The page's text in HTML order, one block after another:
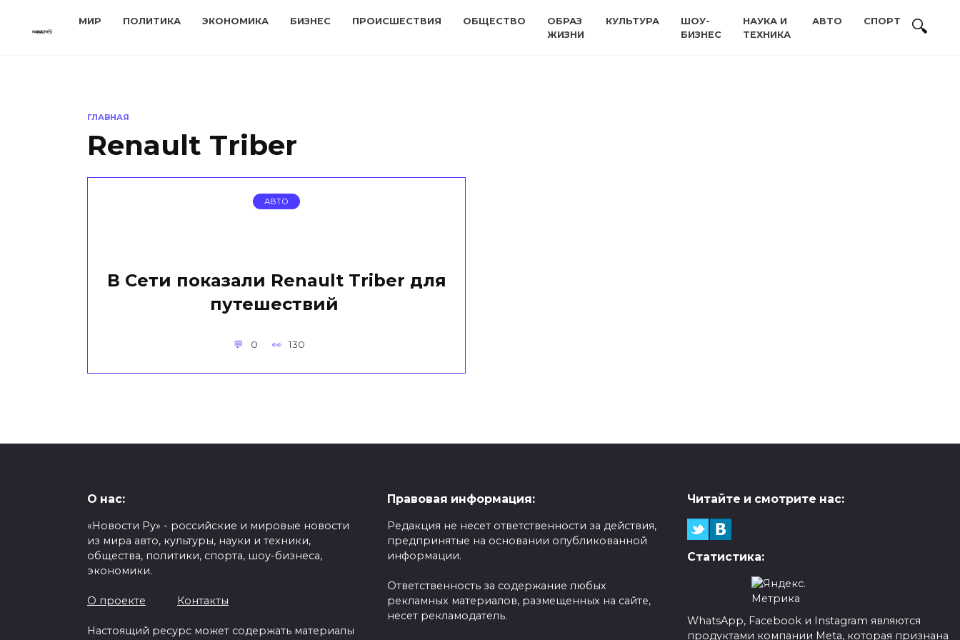
МИР ПОЛИТИКА ЭКОНОМИКА БИЗНЕС ПРОИСШЕСТВИЯ ОБЩЕСТВО
ОБРАЗ
ЖИЗНИ
КУЛЬТУРА
ШОУ-
БИЗНЕС
НАУКА И
ТЕХНИКА
АВТО СПОРТ
ГЛАВНАЯ
Renault Triber
АВТО
В Сети показали Renault Triber для
путешествий
0 130
О нас:
«Новости Ру» - российские и мировые новости
из мира авто, культуры, науки и техники,
общества, политики, спорта, шоу-бизнеса,
экономики.
О проекте Контакты
Настоящий ресурс может содержать материалы
Правовая информация:
Редакция не несет ответственности за действия,
предпринятые на основании опубликованной
информации.
Ответственность за содержание любых
рекламных материалов, размещенных на сайте,
несет рекламодатель.
Читайте и смотрите нас:
Статистика:
WhatsApp, Facebook и Instagram являются
продуктами компании Meta, которая признана